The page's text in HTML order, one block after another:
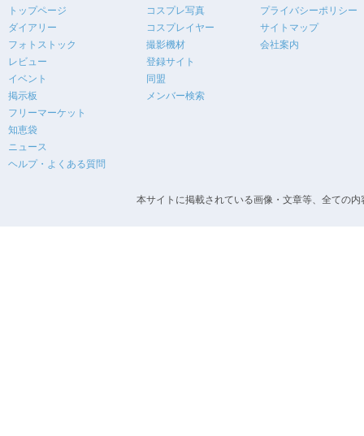
トップページ
ダイアリー
フォトストック
レビュー
イベント
掲示板
フリーマーケット
知恵袋
ニュース
ヘルプ・よくある質問
コスプレ写真
コスプレイヤー
撮影機材
登録サイト
同盟
メンバー検索
プライバシーポリシー
サイトマップ
会社案内
本サイトに掲載されている画像・文章等、全ての